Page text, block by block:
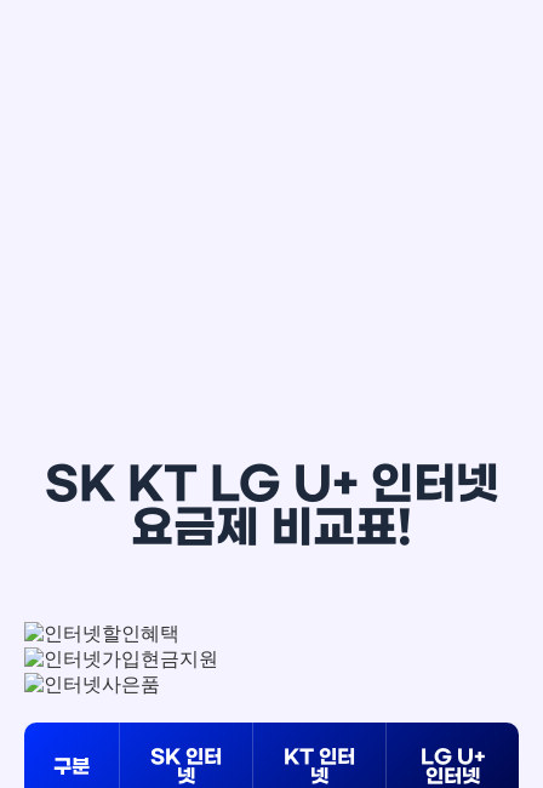
SK KT LG U+ 인터넷
요금제 비교표!
구분
SK 인터
넷
KT 인터
넷
LG U+
인터넷